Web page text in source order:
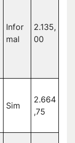
Infor
mal
2.135,
00
Sim
2.664
,75